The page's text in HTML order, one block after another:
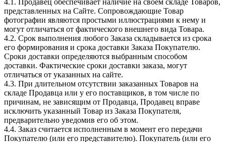
представленных на Сайте. Сопровождающие Товар
фотографии являются простыми иллюстрациями к нему и
могут отличаться от фактического внешнего вида Товара.
4.2. Срок выполнения любого Заказа складывается из срока
его формирования и срока доставки Заказа Покупателю.
Сроки доставки определяются выбранным способом
доставки. Фактические сроки доставки заказа, могут
отличаться от указанных на сайте.
4.3. При длительном отсутствии заказанных Товаров на
складе Продавца или у его поставщиков, в том числе по
причинам, не зависящим от Продавца, Продавец вправе
исключить указанный Товар из Заказа Покупателя,
предварительно уведомив его об этом.
4.4. Заказ считается исполненным в момент его передачи
Покупателю (или его представителю). Покупатель (или его